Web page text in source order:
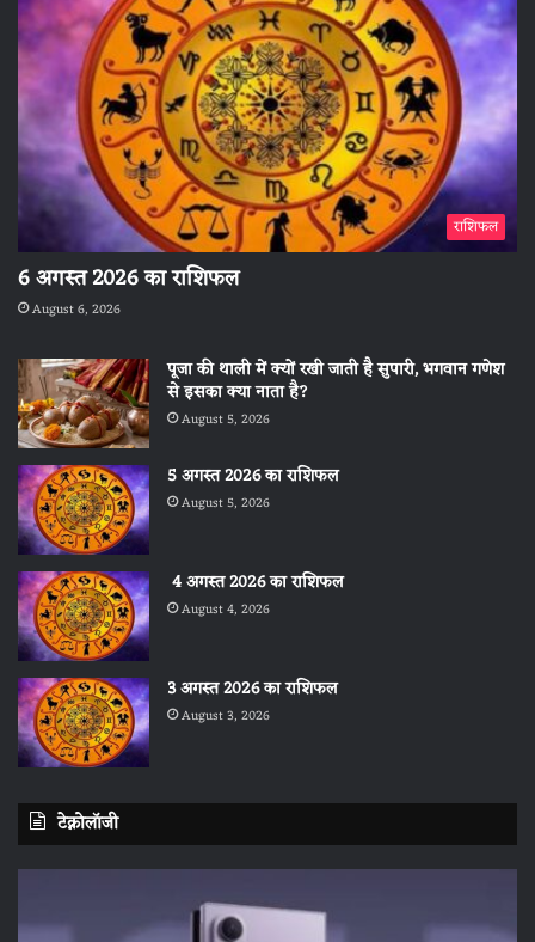
राशिफल
6 अगस्त 2026 का राशिफल
August 6, 2026
पूजा की थाली में क्यों रखी जाती है सुपारी, भगवान गणेश
से इसका क्या नाता है?
August 5, 2026
5 अगस्त 2026 का राशिफल
August 5, 2026
4 अगस्त 2026 का राशिफल
August 4, 2026
3 अगस्त 2026 का राशिफल
August 3, 2026
टेक्नोलॉजी